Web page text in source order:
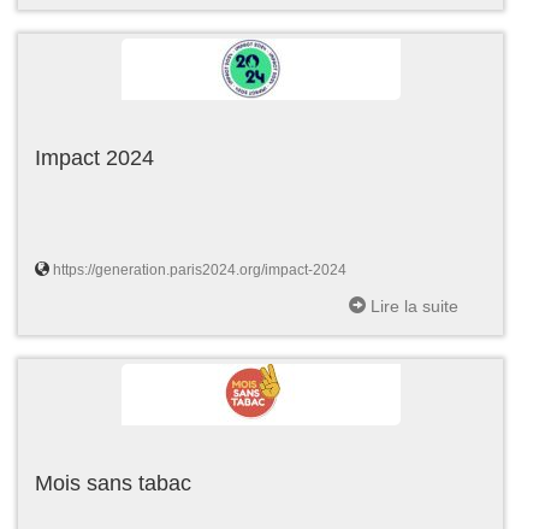
Impact 2024
https://generation.paris2024.org/impact-2024
Lire la suite
Mois sans tabac